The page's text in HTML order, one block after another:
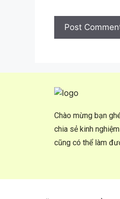
Chào mừng bạn
chia sẻ kinh
cũng có thể làm